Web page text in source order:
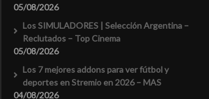
05/08/2026
Los SIMULADORES | Selección Argentina –
Reclutados – Top Cinema
05/08/2026
Los 7 mejores addons para ver fútbol y
deportes en Stremio en 2026 – MAS
04/08/2026